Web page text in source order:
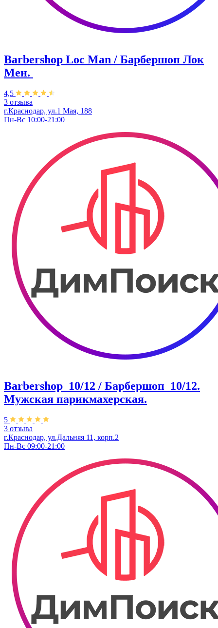
Barbershop Loc Man / Барбершоп Лок
Мен. ​
4,5
3 отзыва
г.Краснодар, ул.1 Мая, 188
Пн-Вс 10:00-21:00
Barbershop_10/12 / Барбершоп_10/12.
Мужская парикмахерская.
5
3 отзыва
г.Краснодар, ул.Дальняя 11, корп.2
Пн-Вс 09:00-21:00